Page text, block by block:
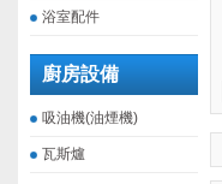
浴室配件
廚房設備
吸油機(油煙機)
瓦斯爐